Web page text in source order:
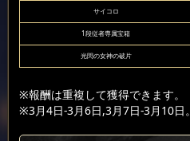
サイコロ
1段従者専属宝箱
光閃の女神の破片
※報酬は重複して獲得できます。
※3月4日-3月6日,3月7日-3月10日。